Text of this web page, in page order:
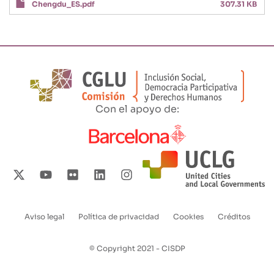
Chengdu_ES.pdf 307.31 KB
Con el apoyo de:
Aviso legal Política de privacidad Cookies Créditos
© Copyright 2021 - CISDP